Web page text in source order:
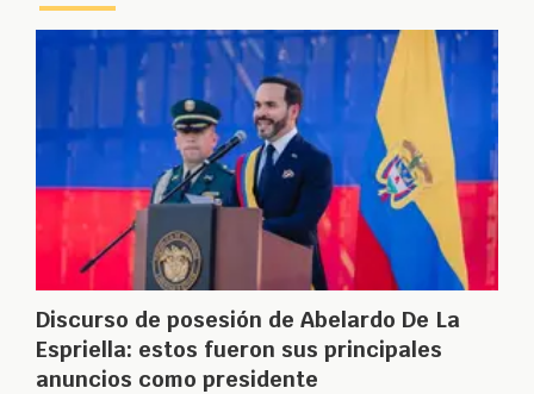
Discurso de posesión de Abelardo De La
Espriella: estos fueron sus principales
anuncios como presidente